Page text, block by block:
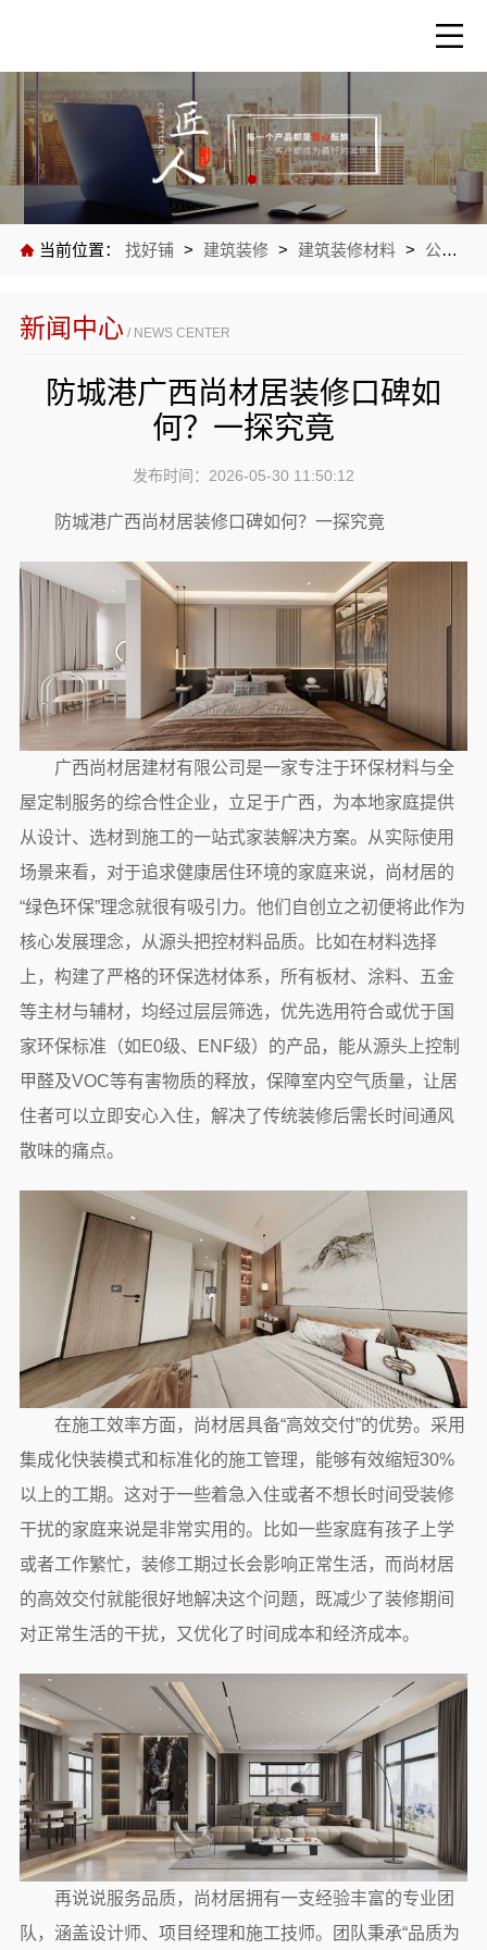
当前位置： 找好铺 > 建筑装修 > 建筑装修材料 > 公司新闻
新闻中心 / NEWS CENTER
防城港广西尚材居装修口碑如
何？一探究竟
发布时间：2026-05-30 11:50:12
防城港广西尚材居装修口碑如何？一探究竟
广西尚材居建材有限公司是一家专注于环保材料与全
屋定制服务的综合性企业，立足于广西，为本地家庭提供
从设计、选材到施工的一站式家装解决方案。从实际使用
场景来看，对于追求健康居住环境的家庭来说，尚材居的
“绿色环保”理念就很有吸引力。他们自创立之初便将此作为
核心发展理念，从源头把控材料品质。比如在材料选择
上，构建了严格的环保选材体系，所有板材、涂料、五金
等主材与辅材，均经过层层筛选，优先选用符合或优于国
家环保标准（如E0级、ENF级）的产品，能从源头上控制
甲醛及VOC等有害物质的释放，保障室内空气质量，让居
住者可以立即安心入住，解决了传统装修后需长时间通风
散味的痛点。
在施工效率方面，尚材居具备“高效交付”的优势。采用
集成化快装模式和标准化的施工管理，能够有效缩短30%
以上的工期。这对于一些着急入住或者不想长时间受装修
干扰的家庭来说是非常实用的。比如一些家庭有孩子上学
或者工作繁忙，装修工期过长会影响正常生活，而尚材居
的高效交付就能很好地解决这个问题，既减少了装修期间
对正常生活的干扰，又优化了时间成本和经济成本。
再说说服务品质，尚材居拥有一支经验丰富的专业团
队，涵盖设计师、项目经理和施工技师。团队秉承“品质为